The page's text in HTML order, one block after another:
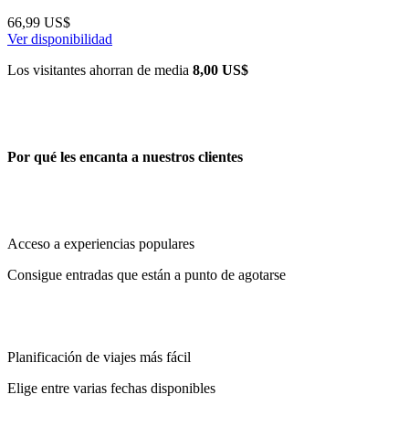
66,99 US$
Ver disponibilidad
Los visitantes ahorran de media 8,00 US$
Por qué les encanta a nuestros clientes
Acceso a experiencias populares
Consigue entradas que están a punto de agotarse
Planificación de viajes más fácil
Elige entre varias fechas disponibles